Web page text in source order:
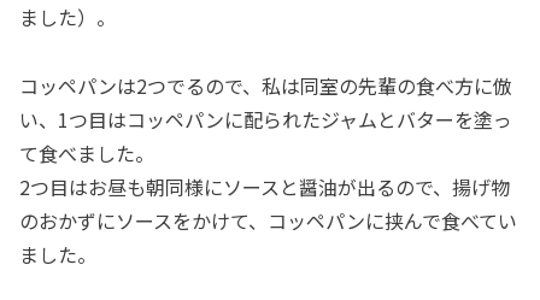
ました）。
コッペパンは2つでるので、私は同室の先輩の食べ方に倣
い、1つ目はコッペパンに配られたジャムとバターを塗っ
て食べました。
2つ目はお昼も朝同様にソースと醤油が出るので、揚げ物
のおかずにソースをかけて、コッペパンに挟んで食べてい
ました。